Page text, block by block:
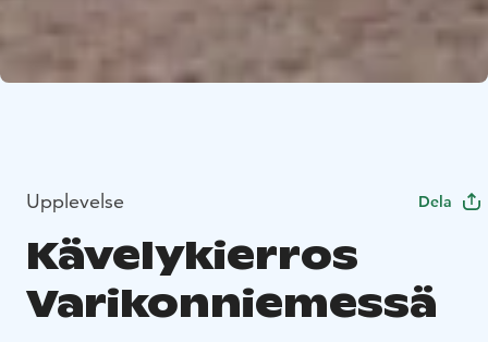
Upplevelse Dela
Kävelykierros
Varikonniemessä